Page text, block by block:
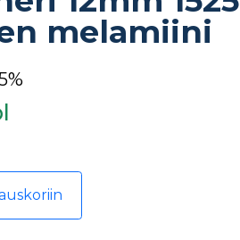
melamiini
II Sileä Valkoinen